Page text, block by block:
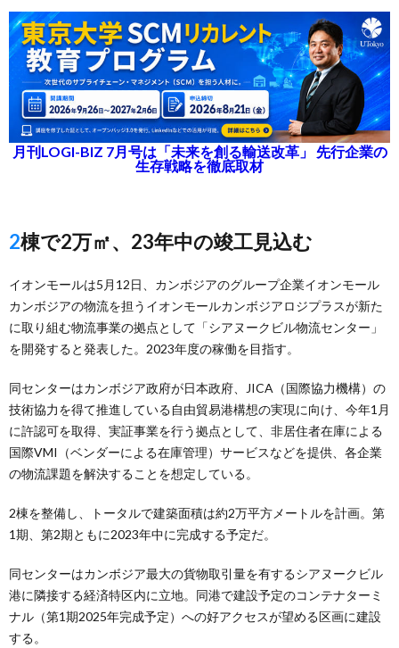
月刊LOGI-BIZ 7月号は「未来を創る輸送改革」 先行企業の
生存戦略を徹底取材
2棟で2万㎡、23年中の竣工見込む
イオンモールは5月12日、カンボジアのグループ企業イオンモール
カンボジアの物流を担うイオンモールカンボジアロジプラスが新た
に取り組む物流事業の拠点として「シアヌークビル物流センター」
を開発すると発表した。2023年度の稼働を目指す。
同センターはカンボジア政府が日本政府、JICA（国際協力機構）の
技術協力を得て推進している自由貿易港構想の実現に向け、今年1月
に許認可を取得、実証事業を行う拠点として、非居住者在庫による
国際VMI（ベンダーによる在庫管理）サービスなどを提供、各企業
の物流課題を解決することを想定している。
2棟を整備し、トータルで建築面積は約2万平方メートルを計画。第
1期、第2期ともに2023年中に完成する予定だ。
同センターはカンボジア最大の貨物取引量を有するシアヌークビル
港に隣接する経済特区内に立地。同港で建設予定のコンテナターミ
ナル（第1期2025年完成予定）への好アクセスが望める区画に建設
する。